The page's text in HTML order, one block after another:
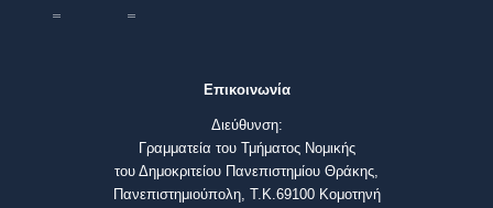
Επικοινωνία
Διεύθυνση:
Γραμματεία του Τμήματος Νομικής
του Δημοκριτείου Πανεπιστημίου Θράκης,
Πανεπιστημιούπολη, Τ.Κ.69100 Κομοτηνή